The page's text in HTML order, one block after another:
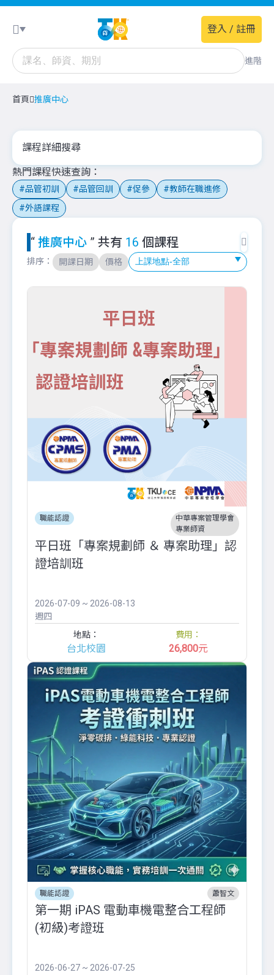
進階
登入 / 註冊
首頁 推廣中心
課程詳細搜尋
熱門課程快速查詢
品管初訓 品管回訓 促參
教師在職進修
外語課程
“ 推廣中心 ” 共有 16 個課程
排序： 開課日期 價格
職能認證
中華專案管理學會
專業師資
平日班「專案規劃師 ＆ 專案助理」認
證培訓班
2026-07-09 ~ 2026-08-13
週四
地點：
台北校園
費用：
26,800元
職能認證 蕭智文
第一期 iPAS 電動車機電整合工程師
(初級)考證班
2026-06-27 ~ 2026-07-25